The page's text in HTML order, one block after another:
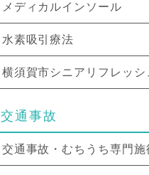
メディカルインソール
水素吸引療法
横須賀市シニアリフレッシ
交通事故
交通事故・むちうち専門施